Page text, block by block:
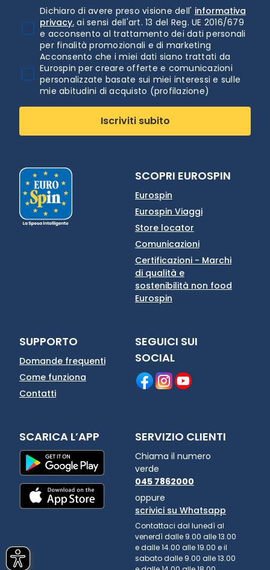
Dichiaro di avere preso visione dell' informativa
privacy. ai sensi dell'art. 13 del Reg. UE 2016/679
e acconsento al trattamento dei dati personali
per finalità promozionali e di marketing
Acconsento che i miei dati siano trattati da
Eurospin per creare offerte e comunicazioni
personalizzate basate sui miei interessi e sulle
mie abitudini di acquisto (profilazione)
Iscriviti subito
SCOPRI EUROSPIN
Eurospin
Eurospin Viaggi
Store locator
Comunicazioni
Certificazioni - Marchi
di qualità e
sostenibilità non food
Eurospin
SUPPORTO
Domande frequenti
Come funziona
Contatti
SEGUICI SUI
SOCIAL
SCARICA L’APP SERVIZIO CLIENTI
Chiama il numero
verde
045 7862000
oppure
scrivici su Whatsapp
Contattaci dal lunedì al
venerdì dalle 9.00 alle 13.00
e dalle 14.00 alle 19.00 e il
sabato dalle 9.00 alle 13.00